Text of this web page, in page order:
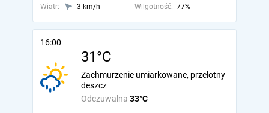
Wiatr:
3 km/h Wilgotność: 77%
16:00
31°C
Odczuwalna 33°C
Zachmurzenie umiarkowane, przelotny
deszcz